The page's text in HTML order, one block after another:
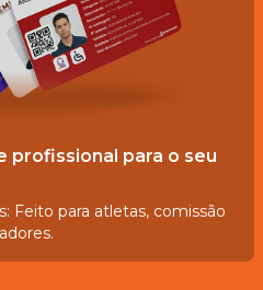
profissional para o seu
Feito para atletas, comissão